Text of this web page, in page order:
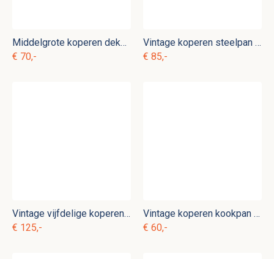
Middelgrote koperen dekselpan kk. p 20
€ 70,-
Vintage koperen steelpan kk. p 15
€ 85,-
Vintage vijfdelige koperen pannenset kk. p 5
€ 125,-
Vintage koperen kookpan kk. p 2
€ 60,-